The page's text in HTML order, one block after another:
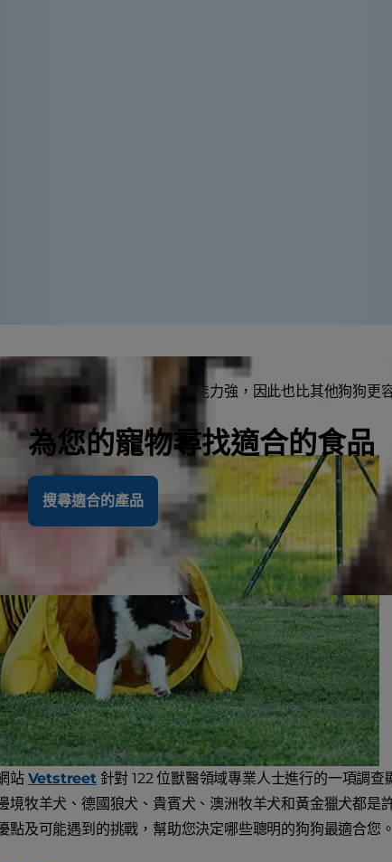
為您的寵物尋找適合的食品
搜尋適合的產品
明的狗狗嗎？聰明的狗狗學習能力強，因此也比其他狗狗更
所以不一定適合每個人。
站 Vetstreet針對 122 位獸醫領域專業人士進行的一項調
境牧羊犬、德國狼犬、貴賓犬、澳洲牧羊犬和黃金獵犬都是
點及可能遇到的挑戰，幫助您決定哪些聰明的狗狗最適合您。